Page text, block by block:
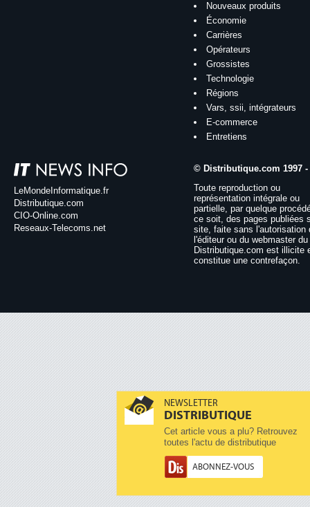
NEWSLETTER
DISTRIBUTIQUE
Cet article vous a plu? Retrouvez
toutes l'actu de distributique
ABONNEZ-VOUS
Nouveaux produits
Économie
Carrières
Opérateurs
Grossistes
Technologie
Régions
Vars, ssii, intégrateurs
E-commerce
Entretiens
LeMondeInformatique.fr
Distributique.com
CIO-Online.com
Reseaux-Telecoms.net
© Distributique.com 1997 -
Toute reproduction ou
représentation intégrale ou
partielle, par quelque
ce soit, des pages publiées
site, faite sans l'autorisation
l'éditeur ou du webmaster
Distributique.com est illicite
constitue une contrefaçon.